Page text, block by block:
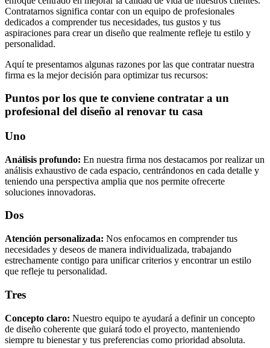
Contratarnos significa contar con un equipo de profesionales
dedicados a comprender tus necesidades, tus gustos y tus
aspiraciones para crear un diseño que realmente refleje tu estilo y
personalidad.
Aquí te presentamos algunas razones por las que contratar nuestra
firma es la mejor decisión para optimizar tus recursos:
Puntos por los que te conviene contratar a un
profesional del diseño al renovar tu casa
Uno
Análisis profundo: En nuestra firma nos destacamos por realizar un
análisis exhaustivo de cada espacio, centrándonos en cada detalle y
teniendo una perspectiva amplia que nos permite ofrecerte
soluciones innovadoras.
Dos
Atención personalizada: Nos enfocamos en comprender tus
necesidades y deseos de manera individualizada, trabajando
estrechamente contigo para unificar criterios y encontrar un estilo
que refleje tu personalidad.
Tres
Concepto claro: Nuestro equipo te ayudará a definir un concepto
de diseño coherente que guiará todo el proyecto, manteniendo
siempre tu bienestar y tus preferencias como prioridad absoluta.